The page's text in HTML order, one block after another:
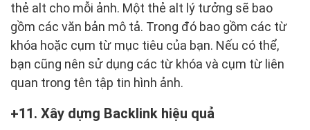
thẻ alt cho mỗi ảnh. Một thẻ alt lý tưởng sẽ bao
gồm các văn bản mô tả. Trong đó bao gồm các từ
khóa hoặc cụm từ mục tiêu của bạn. Nếu có thể,
bạn cũng nên sử dụng các từ khóa và cụm từ liên
quan trong tên tập tin hình ảnh.
11. Xây dựng Backlink hiệu quả